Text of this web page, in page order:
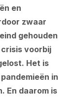
en
zwaar
gehouden
voorbij
Het is
in
En daarom is